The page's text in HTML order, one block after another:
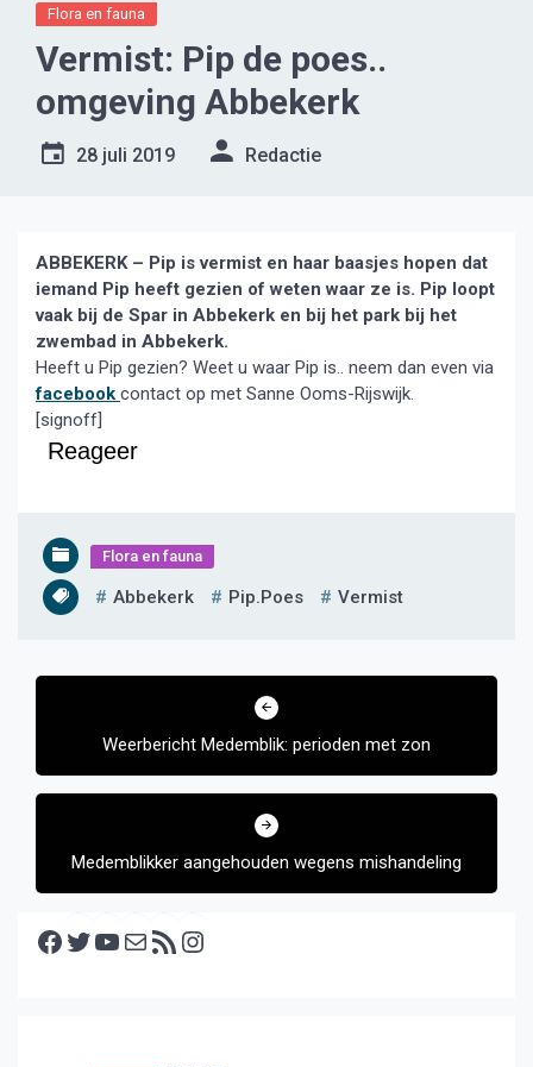
Flora en fauna
Vermist: Pip de poes..
omgeving Abbekerk
28 juli 2019 Redactie
ABBEKERK – Pip is vermist en haar baasjes hopen dat
iemand Pip heeft gezien of weten waar ze is. Pip loopt
vaak bij de Spar in Abbekerk en bij het park bij het
zwembad in Abbekerk.
Heeft u Pip gezien? Weet u waar Pip is.. neem dan even via
facebook contact op met Sanne Ooms-Rijswijk.
[signoff]
Reageer
Flora en fauna
Abbekerk Pip.poes Vermist
Bericht
Weerbericht Medemblik: perioden met zon
Medemblikker aangehouden wegens mishandeling
Facebook Twitter YouTube E-mail RSS feed